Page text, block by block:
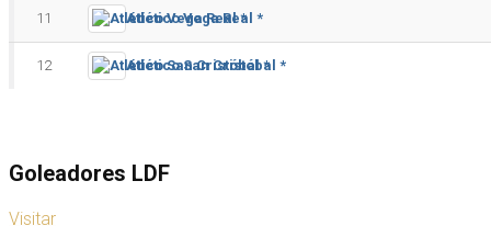
11 Atlético Vega Real *
12 Atlético San Cristóbal *
Goleadores LDF
Visitar